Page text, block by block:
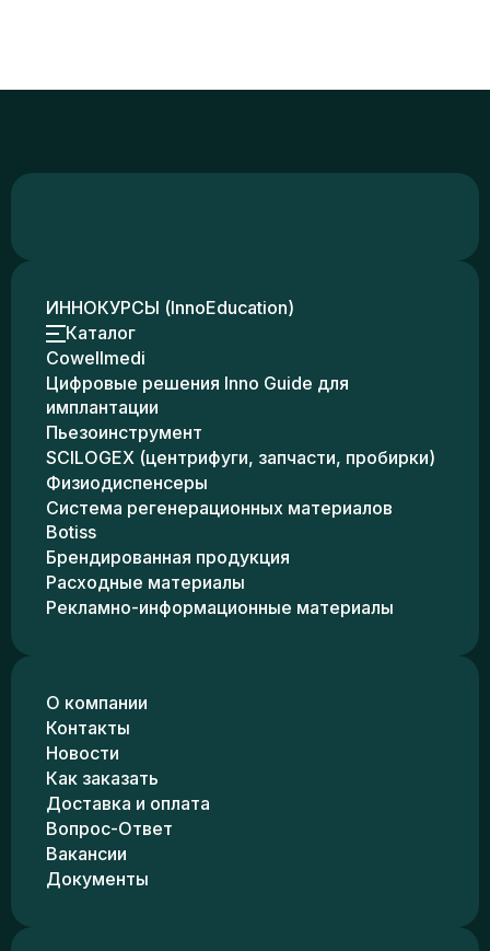
ИННОКУРСЫ (InnoEducation)
Каталог
Cowellmedi
Цифровые решения Inno Guide для
имплантации
Пьезоинструмент
SCILOGEX (центрифуги, запчасти, пробирки)
Физиодиспенсеры
Система регенерационных материалов
Botiss
Брендированная продукция
Расходные материалы
Рекламно-информационные материалы
О компании
Контакты
Новости
Как заказать
Доставка и оплата
Вопрос-Ответ
Вакансии
Документы